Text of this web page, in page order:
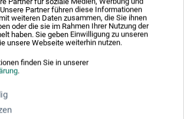
Partner führen diese Informationen
weiteren Daten zusammen, die Sie ihnen
oder die sie im Rahmen Ihrer Nutzung der
haben. Sie geben Einwilligung zu unseren
unsere Webseite weiterhin nutzen.
finden Sie in unserer
.